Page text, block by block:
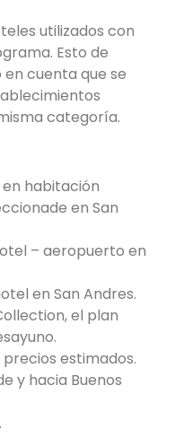
utilizados con
Esto de
cuenta que se
categoría.
habitación
en San
– aeropuerto en
en San Andres.
el plan
estimados.
y hacia Buenos